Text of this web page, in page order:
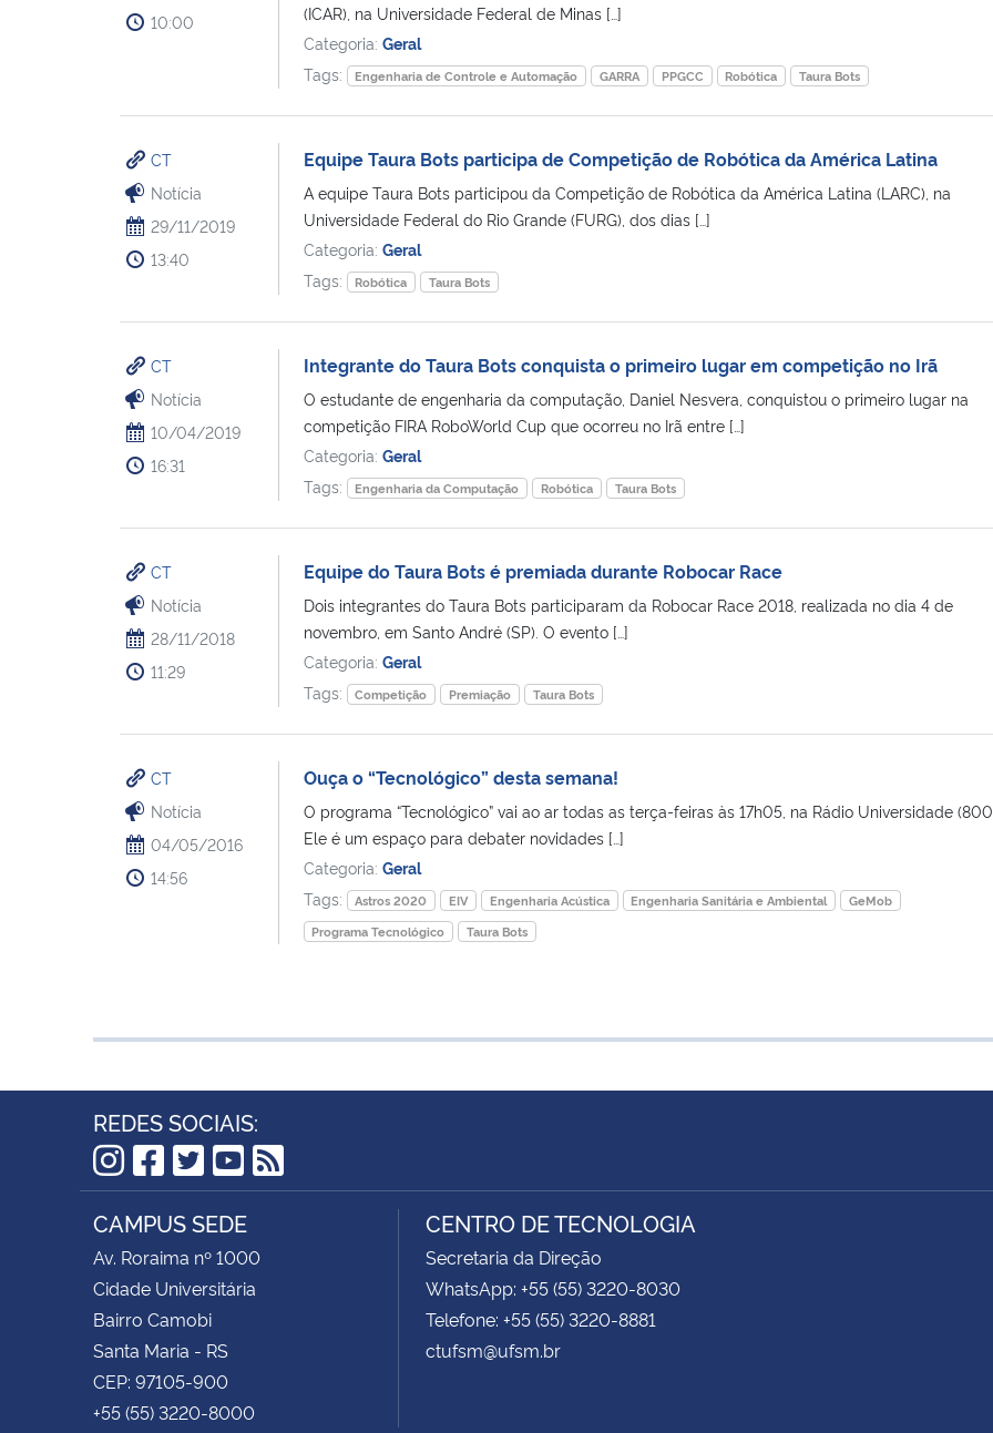
10:00
(ICAR), na Universidade Federal de Minas […]
Categoria: Geral
Tags:
Engenharia de Controle e Automação GARRA PPGCC Robótica Taura Bots
CT
Notícia
29/11/2019
13:40
Equipe Taura Bots participa de Competição de Robótica da América Latina
A equipe Taura Bots participou da Competição de Robótica da América Latina (LARC), na
Universidade Federal do Rio Grande (FURG), dos dias […]
Categoria: Geral
Tags:
Robótica Taura Bots
CT
Notícia
10/04/2019
16:31
Integrante do Taura Bots conquista o primeiro lugar em competição no Irã
O estudante de engenharia da computação, Daniel Nesvera, conquistou o primeiro lugar na
competição FIRA RoboWorld Cup que ocorreu no Irã entre […]
Categoria: Geral
Tags:
Engenharia da Computação Robótica Taura Bots
CT
Notícia
28/11/2018
11:29
Equipe do Taura Bots é premiada durante Robocar Race
Dois integrantes do Taura Bots participaram da Robocar Race 2018, realizada no dia 4 de
novembro, em Santo André (SP). O evento […]
Categoria: Geral
Tags:
Competição Premiação Taura Bots
CT
Notícia
04/05/2016
14:56
Ouça o “Tecnológico” desta semana!
O programa “Tecnológico” vai ao ar todas as terça-feiras às 17h05, na Rádio Universidade
Ele é um espaço para debater novidades […]
Categoria: Geral
Tags:
Astros 2020 EIV Engenharia Acústica Engenharia Sanitária e Ambiental
GeMob
Programa Tecnológico
Taura Bots
REDES SOCIAIS:
Instagram
Facebook
Twitter
YouTube
RSS
CAMPUS SEDE
Av. Roraima nº 1000
Cidade Universitária
Bairro Camobi
Santa Maria - RS
CEP: 97105-900
+55 (55) 3220-8000
CENTRO DE TECNOLOGIA
Secretaria da Direção
WhatsApp: +55 (55) 3220-8030
Telefone: +55 (55) 3220-8881
ctufsm@ufsm.br